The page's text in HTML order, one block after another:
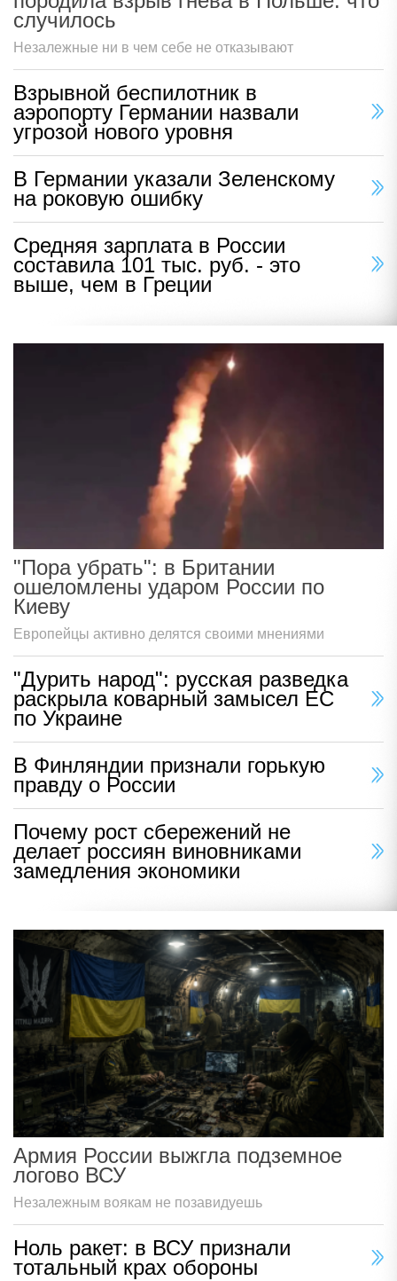
случилось
Незалежные ни в чем себе не отказывают
Взрывной беспилотник в
аэропорту Германии назвали
угрозой нового уровня
В Германии указали Зеленскому
на роковую ошибку
Средняя зарплата в России
составила 101 тыс. руб. - это
выше, чем в Греции
"Пора убрать": в Британии
ошеломлены ударом России по
Киеву
Европейцы активно делятся своими мнениями
"Дурить народ": русская разведка
раскрыла коварный замысел ЕС
по Украине
В Финляндии признали горькую
правду о России
Почему рост сбережений не
делает россиян виновниками
замедления экономики
Армия России выжгла подземное
логово ВСУ
Незалежным воякам не позавидуешь
Ноль ракет: в ВСУ признали
тотальный крах обороны